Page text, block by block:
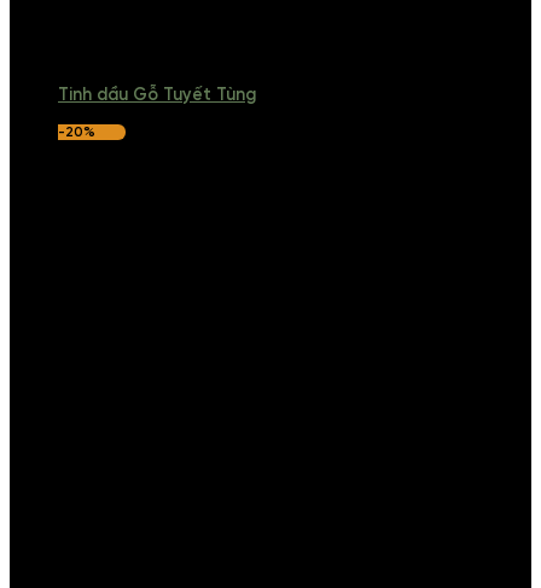
Tinh dầu Gỗ Tuyết Tùng
-20%